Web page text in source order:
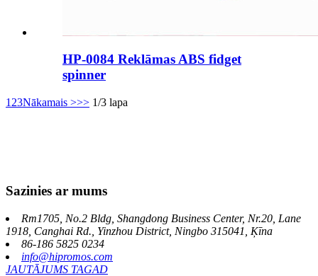
HP-0084 Reklāmas ABS fidget
spinner
1 23Nākamais >>> 1/3 lapa
Sazinies ar mums
Rm1705, No.2 Bldg, Shangdong Business Center, Nr.20, Lane
1918, Canghai Rd., Yinzhou District, Ningbo 315041, Ķīna
86-186 5825 0234
info@hipromos.com
JAUTĀJUMS TAGAD